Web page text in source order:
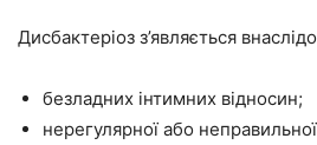
Дисбактеріоз з’являється
безладних інтимних відносин;
нерегулярної або неправильної